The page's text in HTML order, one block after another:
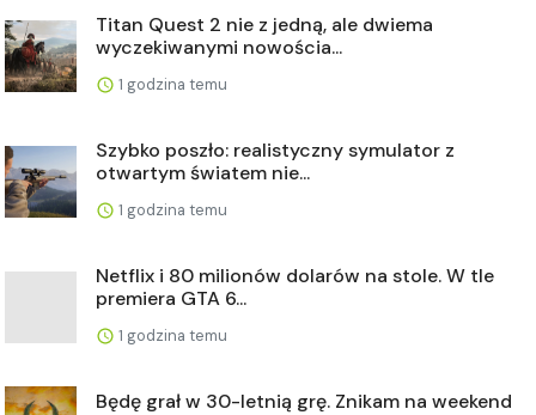
Titan Quest 2 nie z jedną, ale dwiema
wyczekiwanymi nowościa...
1 godzina temu
Szybko poszło: realistyczny symulator z
otwartym światem nie...
1 godzina temu
Netflix i 80 milionów dolarów na stole. W tle
premiera GTA 6...
1 godzina temu
Będę grał w 30-letnią grę. Znikam na weekend